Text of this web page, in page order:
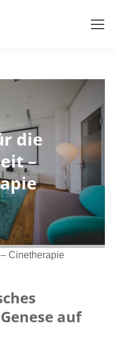
die
–
Cinetherapie
auf